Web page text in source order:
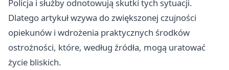
Policja i służby odnotowują skutki tych sytuacji.
Dlatego artykuł wzywa do zwiększonej czujności
opiekunów i wdrożenia praktycznych środków
ostrożności, które, według źródła, mogą uratować
życie bliskich.